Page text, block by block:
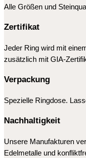
Alle Größen und
Zertifikat
Jeder Ring wird mit
zusätzlich mit GIA-
Verpackung
Spezielle Ringdose.
Nachhaltigkeit
Unsere Manufakturen
Edelmetalle und